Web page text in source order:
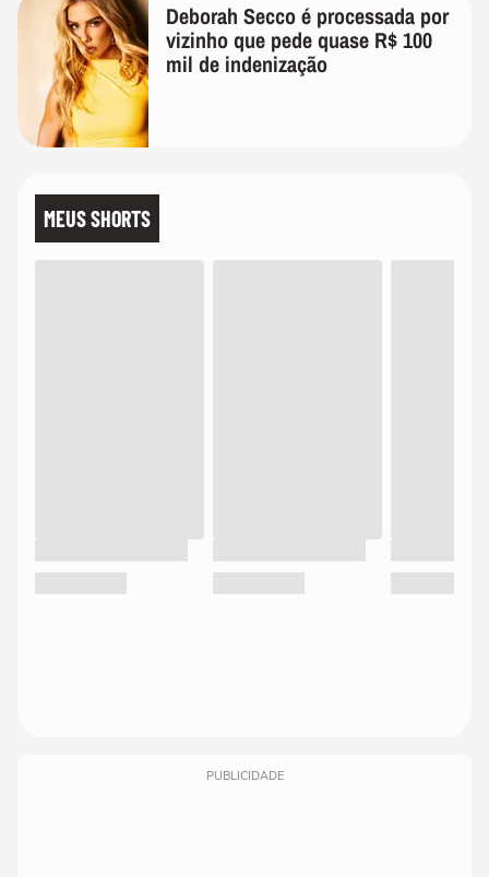
Deborah Secco é processada por
vizinho que pede quase R$ 100
mil de indenização
MEUS SHORTS
PUBLICIDADE